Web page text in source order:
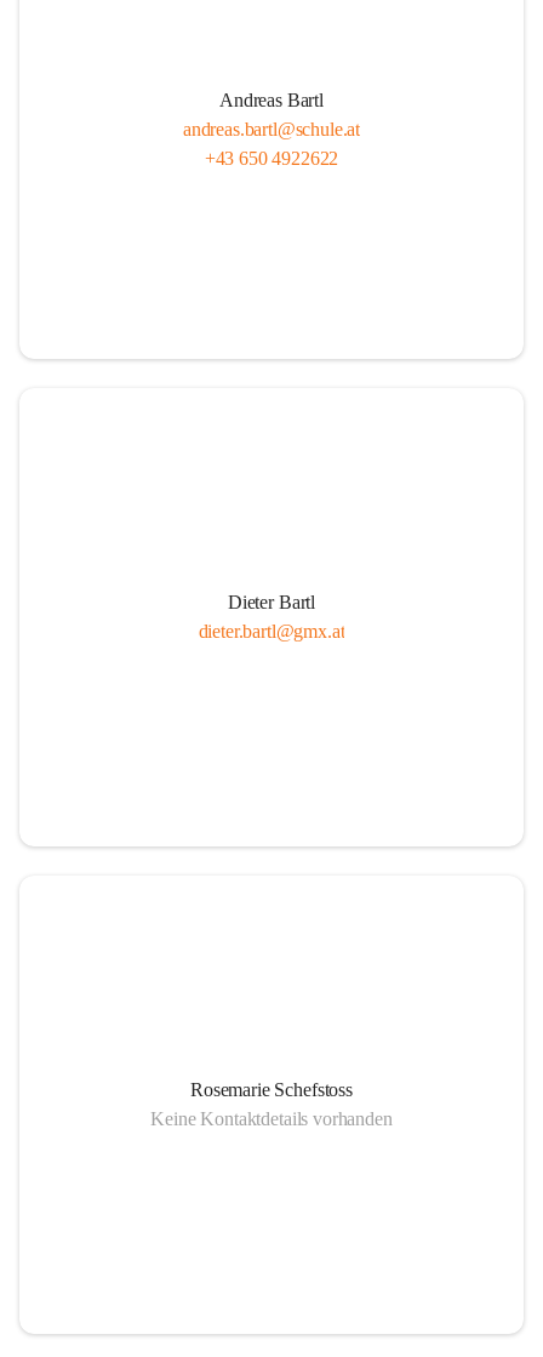
Andreas Bartl
andreas.bartl@schule.at
+43 650 4922622
Dieter Bartl
dieter.bartl@gmx.at
Rosemarie Schefstoss
Keine Kontaktdetails vorhanden